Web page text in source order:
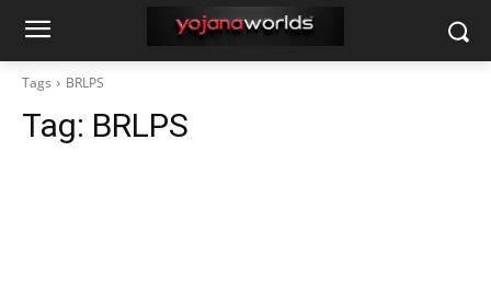
Tags BRLPS
Tag: BRLPS